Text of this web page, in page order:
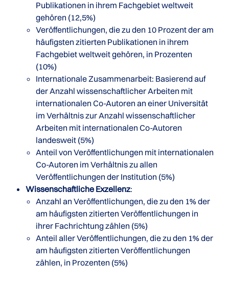
Publikationen in ihrem Fachgebiet weltweit
gehören (12,5%)
Veröffentlichungen, die zu den 10 Prozent der am
häufigsten zitierten Publikationen in ihrem
Fachgebiet weltweit gehören, in Prozenten
(10%)
Internationale Zusammenarbeit: Basierend auf
der Anzahl wissenschaftlicher Arbeiten mit
internationalen Co-Autoren an einer Universität
im Verhältnis zur Anzahl wissenschaftlicher
Arbeiten mit internationalen Co-Autoren
landesweit (5%)
Anteil von Veröffentlichungen mit internationalen
Co-Autoren im Verhältnis zu allen
Veröffentlichungen der Institution (5%)
Wissenschaftliche Exzellenz:
Anzahl an Veröffentlichungen, die zu den 1% der
am häufigsten zitierten Veröffentlichungen in
ihrer Fachrichtung zählen (5%)
Anteil aller Veröffentlichungen, die zu den 1% der
am häufigsten zitierten Veröffentlichungen
zählen, in Prozenten (5%)